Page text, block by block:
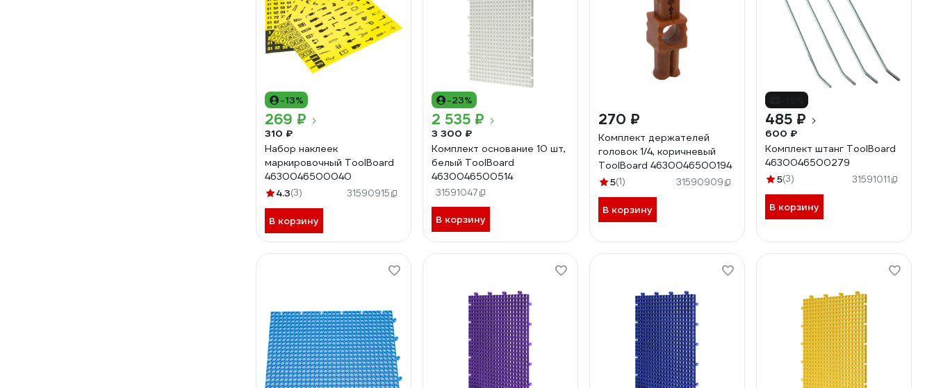
-13%
269 ₽
310 ₽
Набор наклеек
маркировочный ToolBoard
4630046500040
4.3(3) 31590915
В корзину
-23%
2 535 ₽
3 300 ₽
Комплект основание 10 шт,
белый ToolBoard
4630046500514
31591047
В корзину
270 ₽
Комплект держателей
головок 1/4, коричневый
ToolBoard 4630046500194
5(1) 31590909
В корзину
485 ₽
600 ₽
Комплект штанг ToolBoard
4630046500279
5(3) 31591011
В корзину